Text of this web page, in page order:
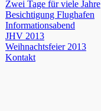
Zwei Tage für viele Jahre
Besichtigung Flughafen
Informationsabend
JHV 2013
Weihnachtsfeier 2013
Kontakt